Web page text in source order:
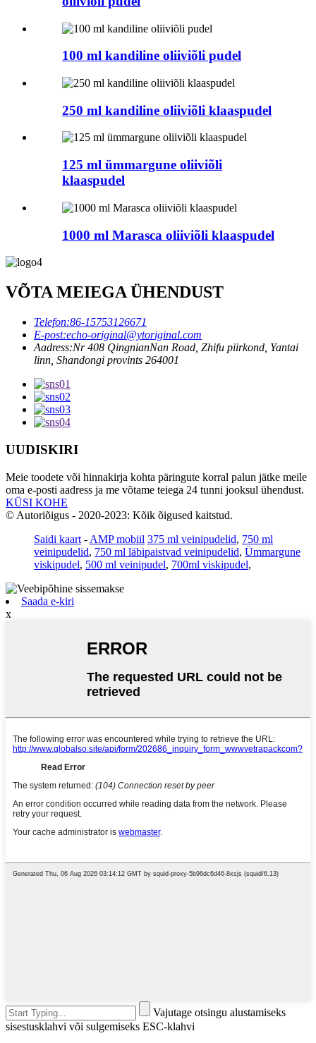
100 ml kandiline oliiviõli pudel
250 ml kandiline oliiviõli klaaspudel
125 ml ümmargune oliiviõli
klaaspudel
1000 ml Marasca oliiviõli klaaspudel
VÕTA MEIEGA ÜHENDUST
Telefon:86-15753126671
E-post:echo-original@ytoriginal.com
Aadress:Nr 408 QingnianNan Road, Zhifu piirkond, Yantai
linn, Shandongi provints 264001
UUDISKIRI
Meie toodete või hinnakirja kohta päringute korral palun jätke meile
oma e-posti aadress ja me võtame teiega 24 tunni jooksul ühendust.
KÜSI KOHE
© Autoriõigus - 2020-2023: Kõik õigused kaitstud.
Saidi kaart - AMP mobiil 375 ml veinipudelid, 750 ml
veinipudelid, 750 ml läbipaistvad veinipudelid, Ümmargune
viskipudel, 500 ml veinipudel, 700ml viskipudel,
Saada e-kiri
x
Vajutage otsingu alustamiseks
sisestusklahvi või sulgemiseks ESC-klahvi